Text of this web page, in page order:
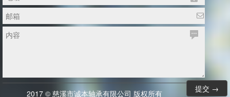
2017 © 慈溪市诚本轴承有限公司 版权所有